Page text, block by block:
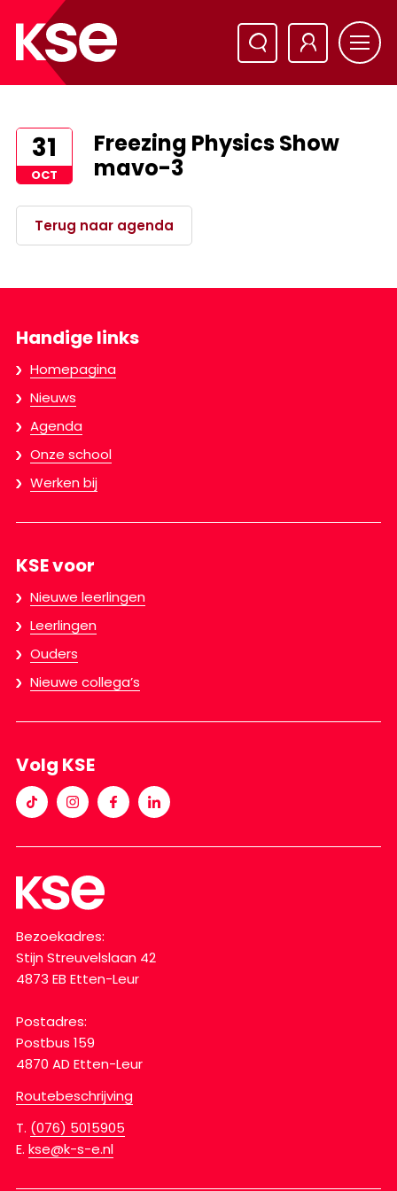
31
OCT
Freezing Physics Show
mavo-3
Terug naar agenda
Handige links
Homepagina
Nieuws
Agenda
Onze school
Werken bij
KSE voor
Nieuwe leerlingen
Leerlingen
Ouders
Nieuwe collega’s
Volg KSE
Bezoekadres:
Stijn Streuvelslaan 42
4873 EB Etten-Leur
Postadres:
Postbus 159
4870 AD Etten-Leur
Routebeschrijving
T. (076) 5015905
E. kse@k-s-e.nl